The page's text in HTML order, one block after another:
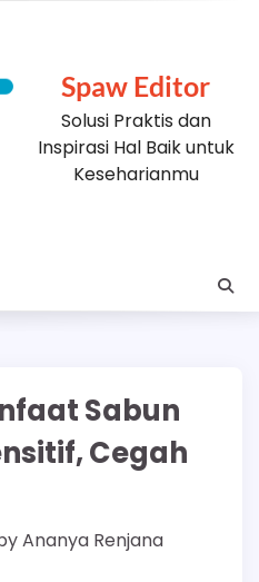
Spaw Editor
Solusi Praktis dan
Inspirasi Hal Baik untuk
Keseharianmu
Sabun
Cegah
Ananya Renjana